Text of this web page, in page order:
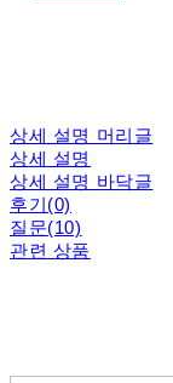
상세 설명 머리글
상세 설명
상세 설명 바닥글
후기(0)
질문(10)
관련 상품